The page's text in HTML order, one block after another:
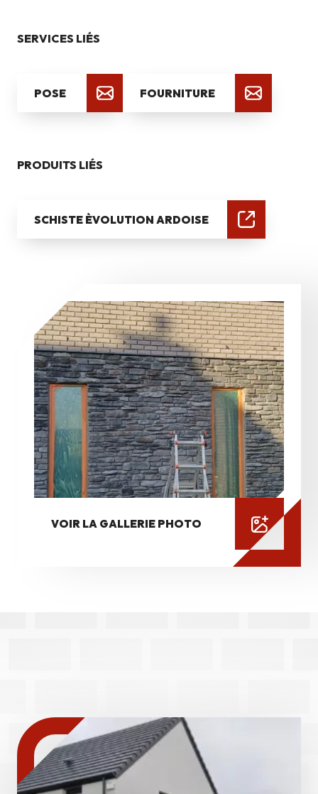
SERVICES LIÉS
POSE FOURNITURE
PRODUITS LIÉS
SCHISTE ÈVOLUTION ARDOISE
VOIR LA GALLERIE PHOTO